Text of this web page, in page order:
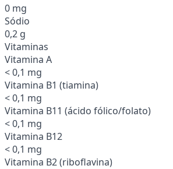
0 mg
Sódio
0,2 g
Vitaminas
Vitamina A
< 0,1 mg
Vitamina B1 (tiamina)
< 0,1 mg
Vitamina B11 (ácido fólico/folato)
< 0,1 mg
Vitamina B12
< 0,1 mg
Vitamina B2 (riboflavina)